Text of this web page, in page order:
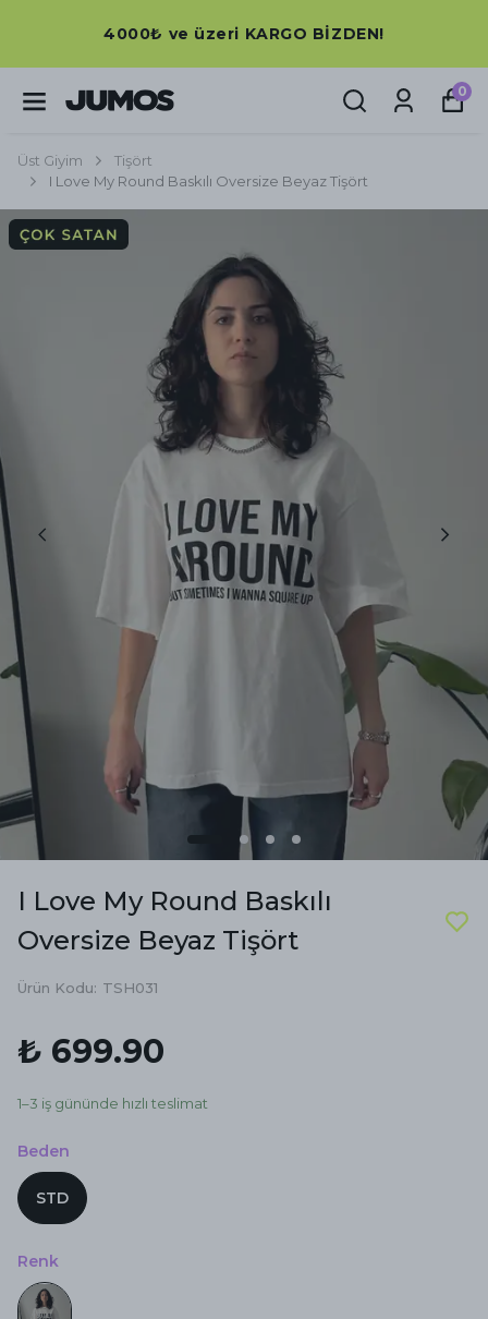
4000₺ ve üzeri KARGO BİZDEN!
0
Üst Giyim
Tişört
I Love My Round Baskılı Oversize Beyaz Tişört
I Love My Round Baskılı
Oversize Beyaz Tişört
Ürün Kodu: TSH031
₺ 699.90
1–3 iş gününde hızlı teslimat
Beden
STD
Renk